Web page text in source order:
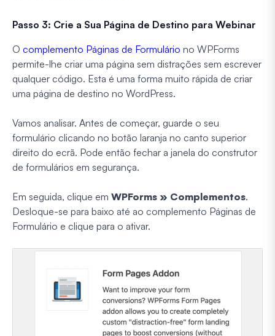
Passo 3: Crie a Sua Página de Destino para Webinar
O complemento Páginas de Formulário no WPForms
permite-lhe criar uma página sem distrações sem escrever
qualquer código. Esta é uma forma muito rápida de criar
uma página de destino no WordPress.
Vamos analisar. Antes de começar, guarde o seu
formulário clicando no botão laranja no canto superior
direito do ecrã. Pode então fechar a janela do construtor
de formulários em segurança.
Em seguida, clique em WPForms » Complementos.
Desloque-se para baixo até ao complemento Páginas de
Formulário e clique para o ativar.